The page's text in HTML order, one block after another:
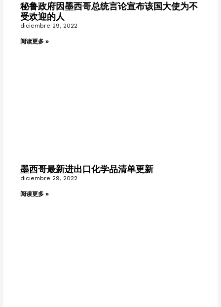
秘鲁政府因墨西哥总统言论宣布该国大使为不
受欢迎的人
diciembre 29, 2022
阅读更多 »
墨西哥最新进出口化学品清单更新
diciembre 29, 2022
阅读更多 »